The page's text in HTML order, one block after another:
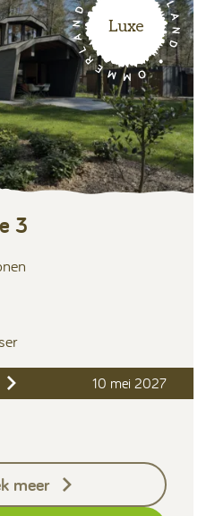
Luxe
3
10 mei 2027
Verblijfskosten
Keukendoekenpakket
Eindschoonmaak
meer